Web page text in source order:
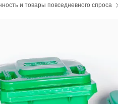
и товары повседневного спроса